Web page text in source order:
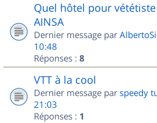
Quel hôtel pour
AINSA
Dernier message par
10:48
Réponses : 8
VTT à la cool
Dernier message par speedy
21:03
Réponses : 1